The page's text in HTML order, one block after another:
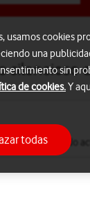
silencioso
Cuando
usamos cookies
una
sin
de cookies.Y
todas